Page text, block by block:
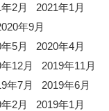
2月
2021年1月
年9月
5月
2020年4月
12月
2019年11月
年7月
2019年6月
2月
2019年1月